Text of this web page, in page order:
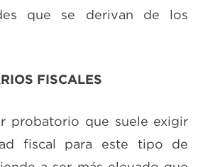
que se derivan de los
FISCALES
probatorio que suele exigir
fiscal para este tipo de